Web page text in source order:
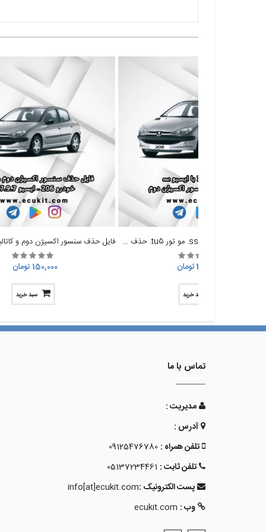
فایل خودرو 206 با ایسیو ssat. مو تور tu5. حذف سنسور اکسیژن دوم.
375,000 تومان
سبد خرید
150,000 تومان
سبد خرید
تماس با ما
مدیریت :
آدرس :
تلفن همراه : 09125476780
تلفن ثابت : 05137234461
پست الکترونیک :info[at]ecukit.com
وب : ecukit.com